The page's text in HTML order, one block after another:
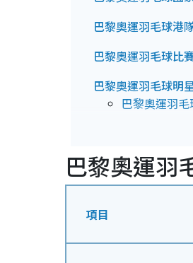
巴黎奧運羽毛球港
巴黎奧運羽毛球比
巴黎奧運羽毛球明
巴黎奧運羽
巴黎奧運羽
巴黎奧運羽
巴黎奧運羽毛
巴黎奧運羽毛
巴黎奧運羽
巴黎奧運羽毛球比賽
巴黎奧運羽
項目